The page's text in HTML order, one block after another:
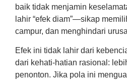
baik tidak menjamin
lahir “efek diam”—sikap
campur, dan menghindari
Efek ini tidak lahir dari
dari kehati-hatian rasional:
penonton. Jika pola ini